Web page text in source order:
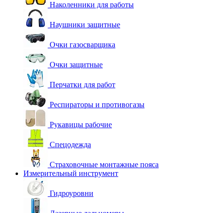
Наколенники для работы
Наушники защитные
Очки газосварщика
Очки защитные
Перчатки для работ
Респираторы и противогазы
Рукавицы рабочие
Спецодежда
Страховочные монтажные пояса
Измерительный инструмент
Гидроуровни